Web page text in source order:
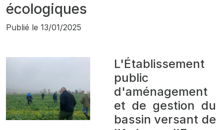
écologiques
Publié le 13/01/2025
L'Établissement
public
d'aménagement
et de gestion du
bassin versant de